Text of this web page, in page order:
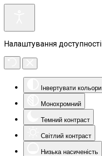
Налаштування доступності
Інвертувати кольори
Монохромний
Темний контраст
Світлий контраст
Низька насиченість